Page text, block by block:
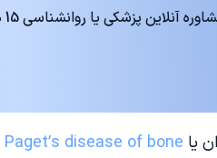
آنلاین پزشکی یا روانشناسی 15 درصد تخفیف بگیر
یا Paget’s disease of bone